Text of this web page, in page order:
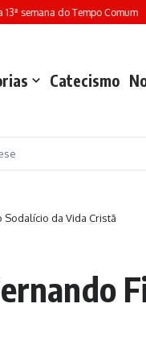
semana do Tempo Comum
Catecismo
da Vida Cristã